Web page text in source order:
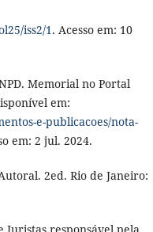
iss2/1 . Acesso em: 10
Memorial no Portal
em:
e-publicacoes/nota-
em: 2 jul. 2024.
2ed. Rio de Janeiro:
Juristas responsável pela